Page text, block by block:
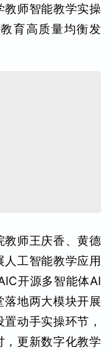
教师智能教学实操
育高质量均衡发
教师王庆香、黄德
工智能教学应用
开源多智能体AI
落地两大模块开展
动手实操环节，
更新数字化教学